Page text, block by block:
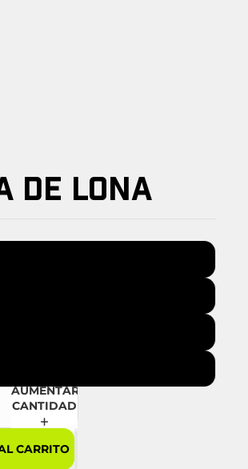
DE LONA
AUMENTAR
CANTIDAD
CARRITO